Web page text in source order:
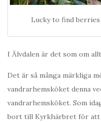
Lucky to find
I Älvdalen är det som om
Det är så många märkliga
vandrarhemsköket denna
vandrarhemsköket. Som
bort till Kyrkhärbret för att